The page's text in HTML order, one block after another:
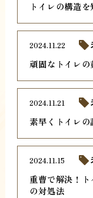
トイレの構造
頑固なトイレ
2024.11.22
素早くトイレ
2024.11.21
重曹で解決！
の対処法
2024.11.15